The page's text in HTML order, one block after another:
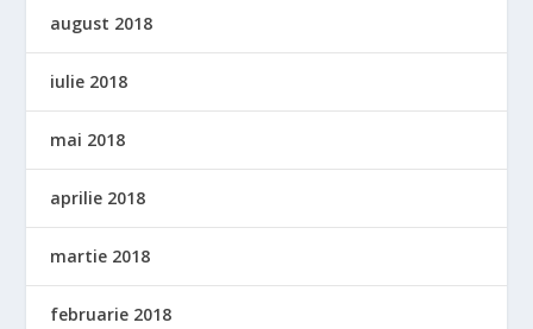
august 2018
iulie 2018
mai 2018
aprilie 2018
martie 2018
februarie 2018